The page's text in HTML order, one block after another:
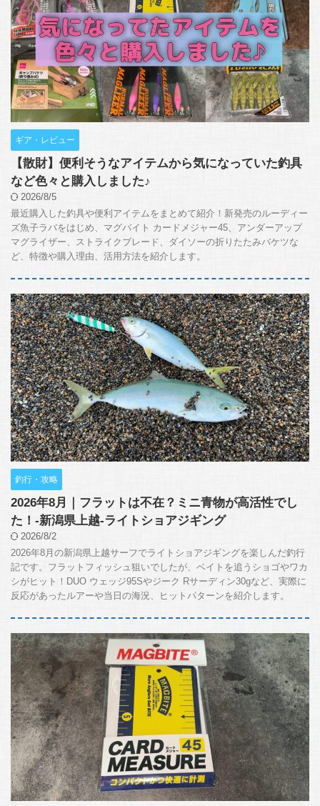
ギア・レビュー
【散財】便利そうなアイテムから気になっていた釣具
など色々と購入しました♪
2026/8/5
最近購入した釣具や便利アイテムをまとめて紹介！新発売のルーディー
ズ魚子ラバをはじめ、マグバイト カードメジャー45、アンダーアップ
マグライザー、ストライクブレード、ダイソーの折りたたみバケツな
ど、特徴や購入理由、活用方法を紹介します。
釣行・攻略
2026年8月｜フラットは不在？ミニ青物が高活性でし
た！-新潟県上越-ライトショアジギング
2026/8/2
2026年8月の新潟県上越サーフでライトショアジギングを楽しんだ釣行
記です。フラットフィッシュ狙いでしたが、ベイトを追うショゴやワカ
シがヒット！DUO ウェッジ95Sやジーク Rサーディン30gなど、実際に
反応があったルアーや当日の海況、ヒットパターンを紹介します。